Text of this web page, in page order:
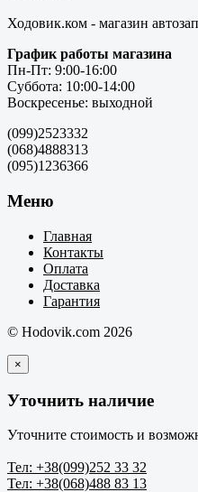
Ходовик.ком - магазин
График работы магазина
Пн-Пт: 9:00-16:00
Суббота: 10:00-14:00
Воскресенье: выходной
(099)2523332
(068)4888313
(095)1236366
Меню
Главная
Контакты
Оплата
Доставка
Гарантия
© Hodovik.com 2026
×
Уточнить наличие
Уточните стоимость и
Тел: +38(099)252 33 32
Тел: +38(068)488 83 13